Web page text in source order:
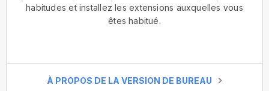
habitudes et installez les extensions auxquelles vous
êtes habitué.
À PROPOS DE LA VERSION DE BUREAU